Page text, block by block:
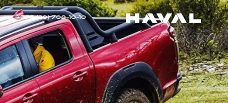
+375 (29) 708-10-10